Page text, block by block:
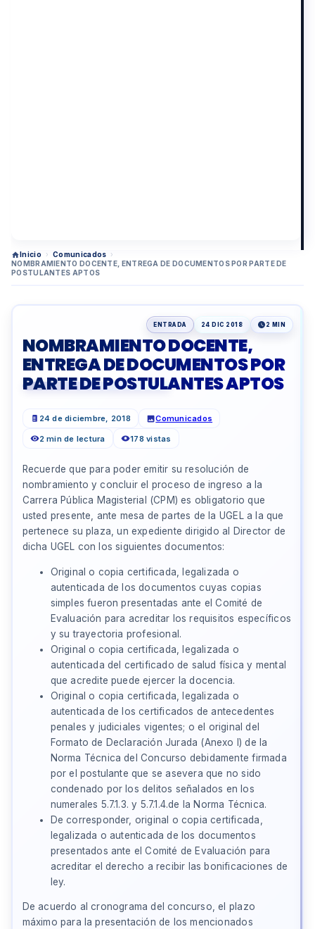
Inicio › Comunicados ›
NOMBRAMIENTO DOCENTE, ENTREGA DE DOCUMENTOS POR PARTE DE
POSTULANTES APTOS
ENTRADA 24 DIC 2018 2 MIN
NOMBRAMIENTO DOCENTE,
ENTREGA DE DOCUMENTOS POR
PARTE DE POSTULANTES APTOS
24 de diciembre, 2018 Comunicados
2 min de lectura 178 vistas
Recuerde que para poder emitir su resolución de
nombramiento y concluir el proceso de ingreso a la
Carrera Pública Magisterial (CPM) es obligatorio que
usted presente, ante mesa de partes de la UGEL a la que
pertenece su plaza, un expediente dirigido al Director de
dicha UGEL con los siguientes documentos:
Original o copia certificada, legalizada o
autenticada de los documentos cuyas copias
simples fueron presentadas ante el Comité de
Evaluación para acreditar los requisitos específicos
y su trayectoria profesional.
Original o copia certificada, legalizada o
autenticada del certificado de salud física y mental
que acredite puede ejercer la docencia.
Original o copia certificada, legalizada o
autenticada de los certificados de antecedentes
penales y judiciales vigentes; o el original del
Formato de Declaración Jurada (Anexo I) de la
Norma Técnica del Concurso debidamente firmada
por el postulante que se asevera que no sido
condenado por los delitos señalados en los
numerales 5.7.1.3. y 5.7.1.4.de la Norma Técnica.
De corresponder, original o copia certificada,
legalizada o autenticada de los documentos
presentados ante el Comité de Evaluación para
acreditar el derecho a recibir las bonificaciones de
ley.
De acuerdo al cronograma del concurso, el plazo
máximo para la presentación de los mencionados